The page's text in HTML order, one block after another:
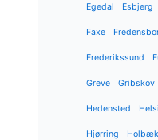
Egedal Esbjerg
Faxe
Frederikssund
Greve Gribskov
Hedensted
Hjørring Holbæk